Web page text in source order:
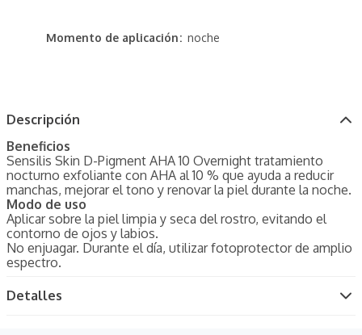
Momento de aplicación noche
Descripción
Beneficios
Sensilis Skin D-Pigment AHA 10 Overnight tratamiento
nocturno exfoliante con AHA al 10 % que ayuda a reducir
manchas, mejorar el tono y renovar la piel durante la noche.
Modo de uso
Aplicar sobre la piel limpia y seca del rostro, evitando el
contorno de ojos y labios.
No enjuagar. Durante el día, utilizar fotoprotector de amplio
espectro.
Detalles